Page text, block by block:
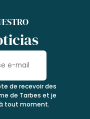
de recevoir des
de Tarbes et je
tout moment.